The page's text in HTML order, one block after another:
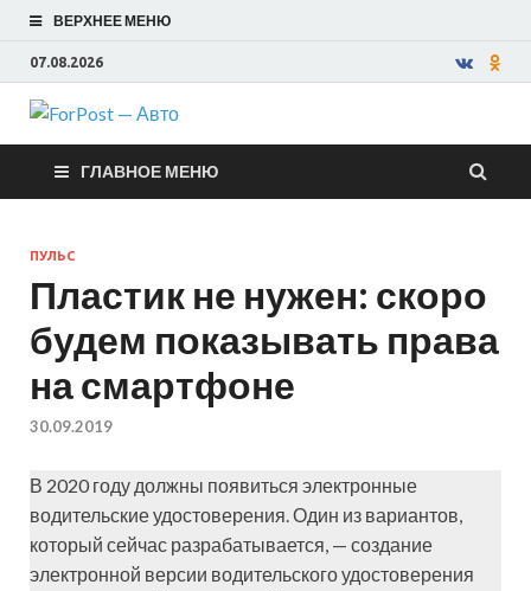
ВЕРХНЕЕ МЕНЮ
07.08.2026
ForPost —
Авто
ГЛАВНОЕ МЕНЮ
ПУЛЬС
Пластик не нужен: скоро
будем показывать права
на смартфоне
30.09.2019
В 2020 году должны появиться электронные
водительские удостоверения. Один из вариантов,
который сейчас разрабатывается, — создание
электронной версии водительского удостоверения